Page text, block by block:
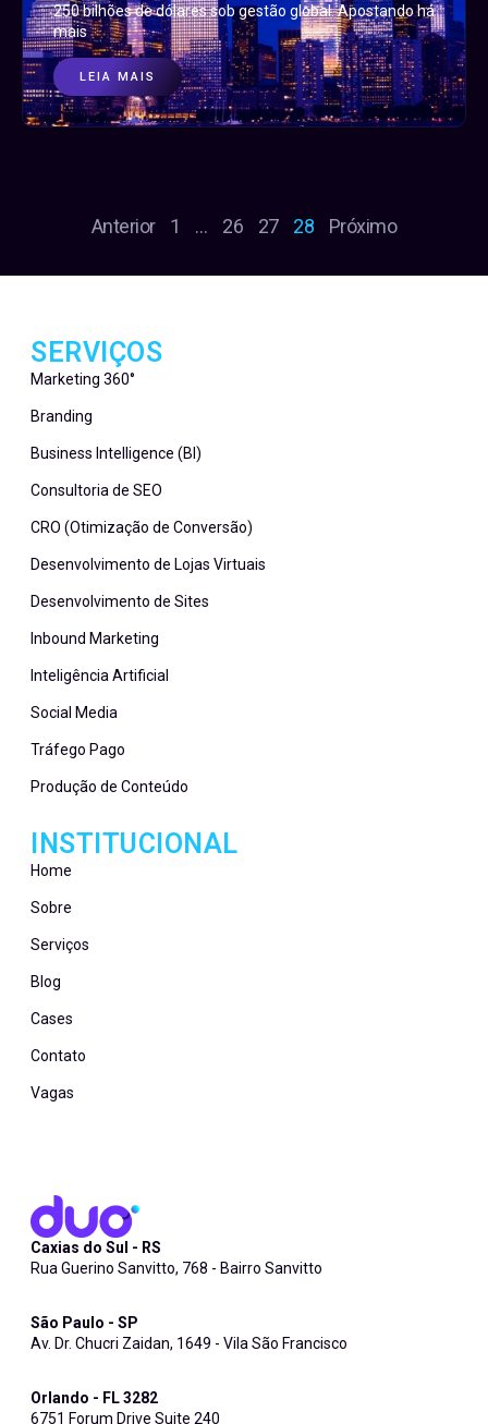
250 bilhões de dólares sob gestão global. Apostando há
mais
LEIA MAIS
Anterior 1 … 26 27 28 Próximo
Caxias do Sul - RS
Rua Guerino Sanvitto, 768 - Bairro Sanvitto
São Paulo - SP
Av. Dr. Chucri Zaidan, 1649 - Vila São Francisco
Orlando - FL 3282
6751 Forum Drive Suite 240
SERVIÇOS
Marketing 360°
Branding
Business Intelligence (BI)
Consultoria de SEO
CRO (Otimização de Conversão)
Desenvolvimento de Lojas Virtuais
Desenvolvimento de Sites
Inbound Marketing
Inteligência Artificial
Social Media
Tráfego Pago
Produção de Conteúdo
INSTITUCIONAL
Home
Sobre
Serviços
Blog
Cases
Contato
Vagas